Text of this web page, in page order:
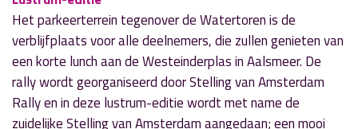
Het parkeerterrein tegenover de Watertoren is de
verblijfplaats voor alle deelnemers, die zullen genieten van
een korte lunch aan de Westeinderplas in Aalsmeer. De
rally wordt georganiseerd door Stelling van Amsterdam
Rally en in deze lustrum-editie wordt met name de
zuidelijke Stelling van Amsterdam aangedaan; een mooi